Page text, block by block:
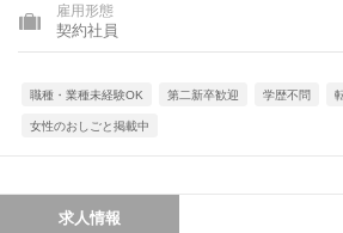
雇用形態
契約社員
職種・業種未経験OK 第二新卒歓迎 学歴不問
女性のおしごと掲載中
求人情報